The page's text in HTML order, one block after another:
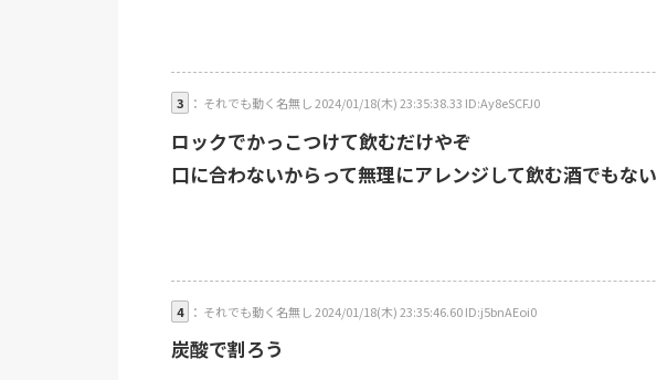
3 ： それでも動く名無し 2024/01/18(木) 23:35:38.33 ID:Ay8eSCFJ0
ロックでかっこつけて飲むだけやぞ
口に合わないからって無理にアレンジして飲む酒でもない
4 ： それでも動く名無し 2024/01/18(木) 23:35:46.60 ID:j5bnAEoi0
炭酸で割ろう